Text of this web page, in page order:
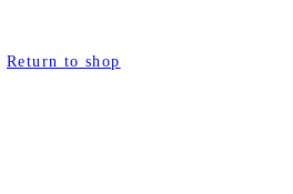
Return to shop